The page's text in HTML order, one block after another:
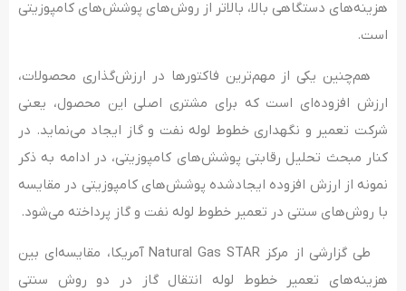
هزینه‌های دستگاهی بالا، بالاتر از روش‌های پوشش­‌های کامپوزیتی
است.
هم‌چنین یکی از مهم‌ترین فاکتور­ها در ارزش­‌گذاری محصولات،
ارزش افزوده­­‌ای است که برای مشتری اصلی این محصول، یعنی
شرکت تعمیر و نگهداری خطوط لوله نفت و گاز ایجاد می‌نماید. در
کنار مبحث تحلیل رقابتی پوشش‌های کامپوزیتی، در ادامه به ذکر
نمونه از ارزش افزوده ایجادشده پوشش‌های کامپوزیتی در مقایسه
با روش­‌های سنتی در تعمیر خطوط لوله نفت و گاز پرداخته می‌شود.
طی گزارشی از مرکز Natural Gas STAR آمریکا، مقایسه‌ای بین
هزینه­‌های تعمیر خطوط لوله انتقال گاز در دو روش سنتی